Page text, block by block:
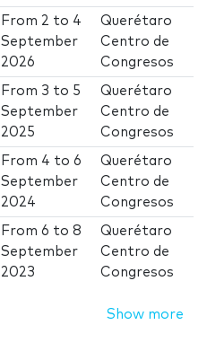
From 2 to 4
September
2026
Querétaro
Centro de
Congresos
From 3 to 5
September
2025
Querétaro
Centro de
Congresos
From 4 to6
September
2024
Querétaro
Centro de
Congresos
From6 to8
September
2023
Querétaro
Centro de
Congresos
Show more